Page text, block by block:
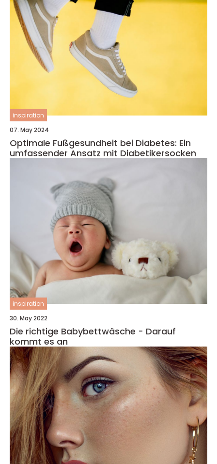
inspiration
07. May 2024
Optimale Fußgesundheit bei Diabetes: Ein
umfassender Ansatz mit Diabetikersocken
inspiration
30. May 2022
Die richtige Babybettwäsche - Darauf
kommt es an